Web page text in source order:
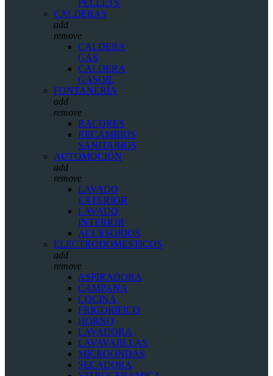
PELLETS
CALDERAS
add
remove
CALDERA
GAS
CALDERA
GASOIL
FONTANERÍA
add
remove
RACORES
RECAMBIOS
SANITARIOS
AUTOMOCIÓN
add
remove
LAVADO
EXTERIOR
LAVADO
INTERIOR
ACCESORIOS
ELECTRODOMESTICOS
add
remove
ASPIRADORA
CAMPANA
COCINA
FRIGORIFICO
HORNO
LAVADORA
LAVAVAJILLAS
MICROONDAS
SECADORA